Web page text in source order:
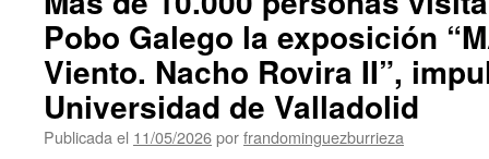
Pobo Galego la exposición
Viento. Nacho Rovira II”,
Universidad de Valladolid
Publicada el 11/05/2026porfrandominguezburrieza